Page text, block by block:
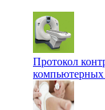
Протокол
компьютерных